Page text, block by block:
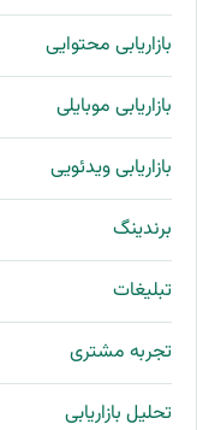
بازاریابی محتوایی
بازاریابی موبایلی
بازاریابی ویدئویی
برندینگ
تبلیغات
تجربه مشتری
تحلیل بازاریابی